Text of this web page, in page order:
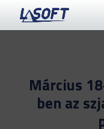
Március
ben az